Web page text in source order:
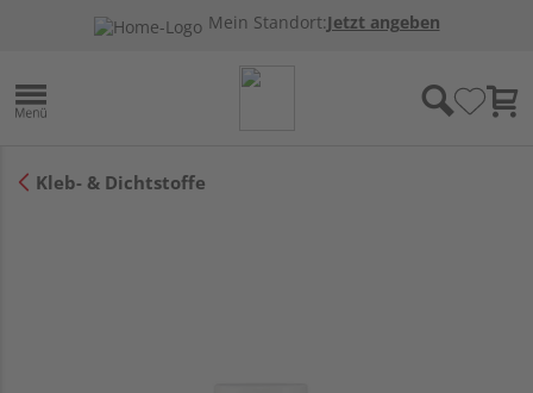
Mein Standort:Jetzt angeben
Kleb- & Dichtstoffe